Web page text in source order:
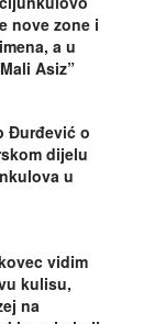
nove zone i
a u
Asiz”
Đurđević o
dijelu
u
vidim
kulisu,
na